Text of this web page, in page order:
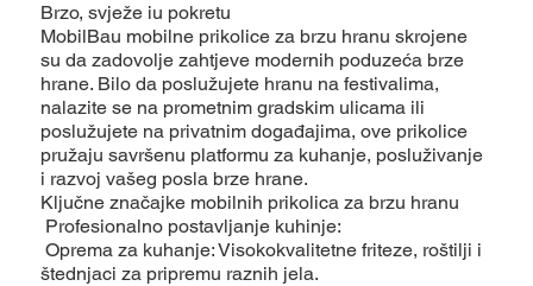
Brzo, svježe iu pokretu
MobilBau mobilne prikolice za brzu hranu skrojene
su da zadovolje zahtjeve modernih poduzeća brze
hrane. Bilo da poslužujete hranu na festivalima,
nalazite se na prometnim gradskim ulicama ili
poslužujete na privatnim događajima, ove prikolice
pružaju savršenu platformu za kuhanje, posluživanje
i razvoj vašeg posla brze hrane.
Ključne značajke mobilnih prikolica za brzu hranu
Profesionalno postavljanje kuhinje:
Oprema za kuhanje: Visokokvalitetne friteze, roštilji i
štednjaci za pripremu raznih jela.